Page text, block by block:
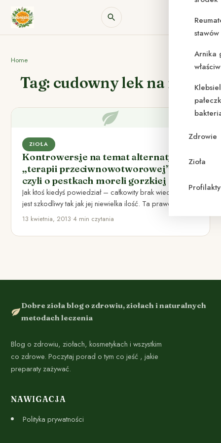
Arnika
Zdrowie
Zioła
Home
Tag: cudowny lek na raka
ZIOŁA
Kontrowersje na temat alternatywnej
„terapii przeciwnowotworowej” –
czyli o pestkach moreli gorzkiej
Jak ktoś kiedyś powiedział – całkowity brak wiedzy nie
jest szkodliwy tak jak jej niewielka ilość. Ta prawda…
13 kwietnia, 2013•4 min czytania
Dobre zioła blog o zdrowiu, ziołach i naturalnych
metodach leczenia
Blog o zdrowiu, ziołach, kosmetykach i wszystkim
co zdrowe. Poczytaj porad o tym co jeść , jakie
preparaty zażywać.
NAWIGACJA
Polityka prywatności